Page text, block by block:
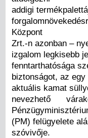
addigi
Központ
Zrt.-n azonban –
izgalom legkisebb
fenntarthatósága
biztonságot, az
aktuális kamat
nevezhető
(PM) felügyelete
szóvivője.